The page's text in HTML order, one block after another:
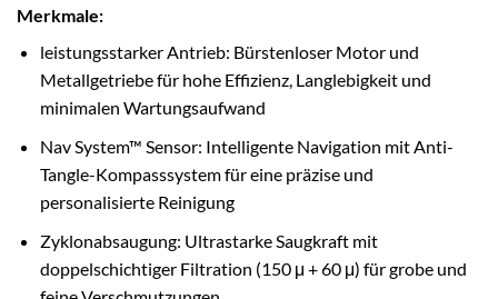
Merkmale:
leistungsstarker Antrieb: Bürstenloser Motor und
Metallgetriebe für hohe Effizienz, Langlebigkeit und
minimalen Wartungsaufwand
Nav System™ Sensor: Intelligente Navigation mit Anti-
Tangle-Kompasssystem für eine präzise und
personalisierte Reinigung
Zyklonabsaugung: Ultrastarke Saugkraft mit
doppelschichtiger Filtration (150 μ + 60 μ) für grobe und